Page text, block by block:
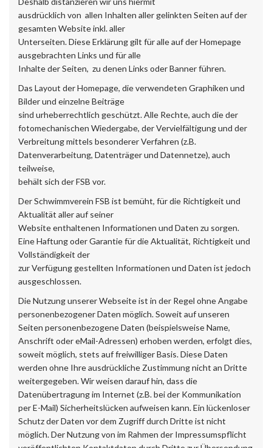
ausdrücklich von allen Inhalten aller gelinkten Seiten auf der
gesamten Website inkl. aller
Unterseiten. Diese Erklärung gilt für alle auf der Homepage
ausgebrachten Links und für alle
Inhalte der Seiten, zu denen Links oder Banner führen.
Das Layout der Homepage, die verwendeten Graphiken und
Bilder und einzelne Beiträge
sind urheberrechtlich geschützt. Alle Rechte, auch die der
fotomechanischen Wiedergabe, der Vervielfältigung und der
Verbreitung mittels besonderer Verfahren (z.B.
Datenverarbeitung, Datenträger und Datennetze), auch
teilweise,
behält sich der FSB vor.
Der Schwimmverein FSB ist bemüht, für die Richtigkeit und
Aktualität aller auf seiner
Website enthaltenen Informationen und Daten zu sorgen.
Eine Haftung oder Garantie für die Aktualität, Richtigkeit und
Vollständigkeit der
zur Verfügung gestellten Informationen und Daten ist jedoch
ausgeschlossen.
Die Nutzung unserer Webseite ist in der Regel ohne Angabe
personenbezogener Daten möglich. Soweit auf unseren
Seiten personenbezogene Daten (beispielsweise Name,
Anschrift oder eMail-Adressen) erhoben werden, erfolgt dies,
soweit möglich, stets auf freiwilliger Basis. Diese Daten
werden ohne Ihre ausdrückliche Zustimmung nicht an Dritte
weitergegeben. Wir weisen darauf hin, dass die
Datenübertragung im Internet (z.B. bei der Kommunikation
per E-Mail) Sicherheitslücken aufweisen kann. Ein lückenloser
Schutz der Daten vor dem Zugriff durch Dritte ist nicht
möglich. Der Nutzung von im Rahmen der Impressumspflicht